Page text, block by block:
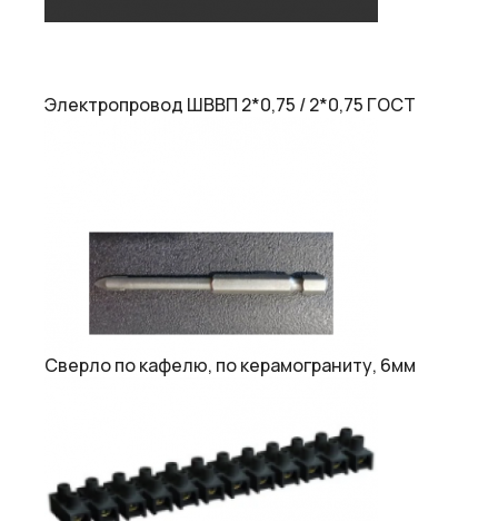
Электропровод ШВВП 2*0,75 / 2*0,75 ГОСТ
Сверло по кафелю, по керамограниту, 6мм